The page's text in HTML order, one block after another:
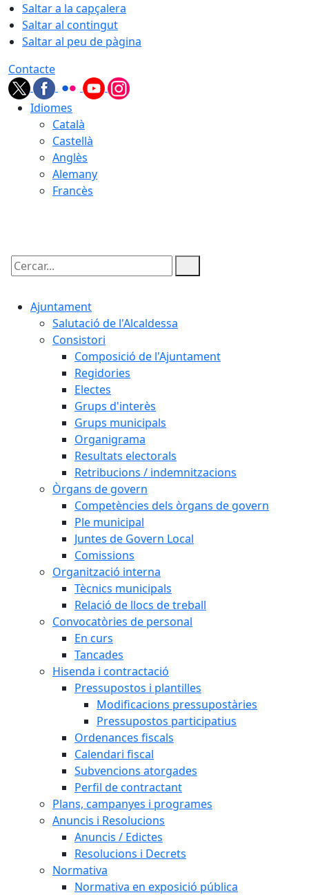
Saltar a la capçalera
Saltar al contingut
Saltar al peu de pàgina
Contacte
Idiomes
Català
Castellà
Anglès
Alemany
Francès
Cercar:
Ajuntament
Salutació de l'Alcaldessa
Consistori
Composició de l'Ajuntament
Regidories
Electes
Grups d'interès
Grups municipals
Organigrama
Resultats electorals
Retribucions / indemnitzacions
Òrgans de govern
Competències dels òrgans de govern
Ple municipal
Juntes de Govern Local
Comissions
Organització interna
Tècnics municipals
Relació de llocs de treball
Convocatòries de personal
En curs
Tancades
Hisenda i contractació
Pressupostos i plantilles
Modificacions pressupostàries
Pressupostos participatius
Ordenances fiscals
Calendari fiscal
Subvencions atorgades
Perfil de contractant
Plans, campanyes i programes
Anuncis i Resolucions
Anuncis / Edictes
Resolucions i Decrets
Normativa
Normativa en exposició pública